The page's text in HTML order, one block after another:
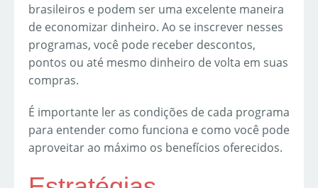
brasileiros e podem ser uma excelente maneira
de economizar dinheiro. Ao se inscrever nesses
programas, você pode receber descontos,
pontos ou até mesmo dinheiro de volta em suas
compras.
É importante ler as condições de cada programa
para entender como funciona e como você pode
aproveitar ao máximo os benefícios oferecidos.